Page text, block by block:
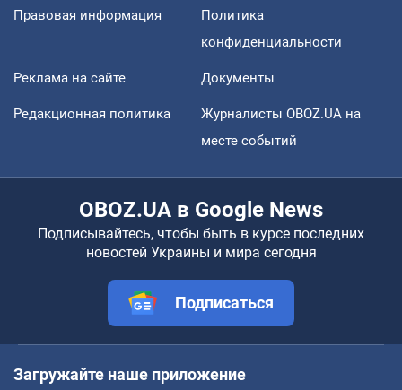
Правовая информация
Политика
конфиденциальности
Реклама на сайте Документы
Редакционная политика
Журналисты OBOZ.UA на
месте событий
OBOZ.UA в Google News
Подписывайтесь, чтобы быть в курсе последних
новостей Украины и мира сегодня
Подписаться
Загружайте наше приложение